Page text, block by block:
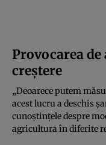
Provocarea
creștere
„Deoarece putem
acest lucru a deschis
cunoștințele despre
agricultura în diferite